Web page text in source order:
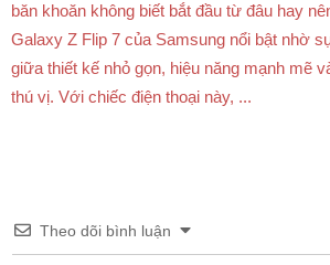
băn khoăn không biết bắt đầu từ đâu hay
Galaxy Z Flip 7 của Samsung nổi bật nhờ
giữa thiết kế nhỏ gọn, hiệu năng mạnh mẽ
thú vị. Với chiếc điện thoại này, ...
Theo dõi bình luận